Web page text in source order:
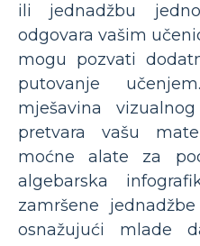
ili jednadžbu
odgovara vašim
mogu pozvati
putovanje
mješavina
pretvara vašu
moćne alate za
algebarska
zamršene
osnažujući mlade